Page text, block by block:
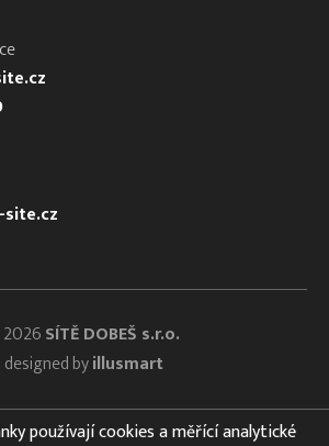
SÍTĚ DOBEŠ s.r.o.
designed byillusmart
používají cookies a měřící analytické